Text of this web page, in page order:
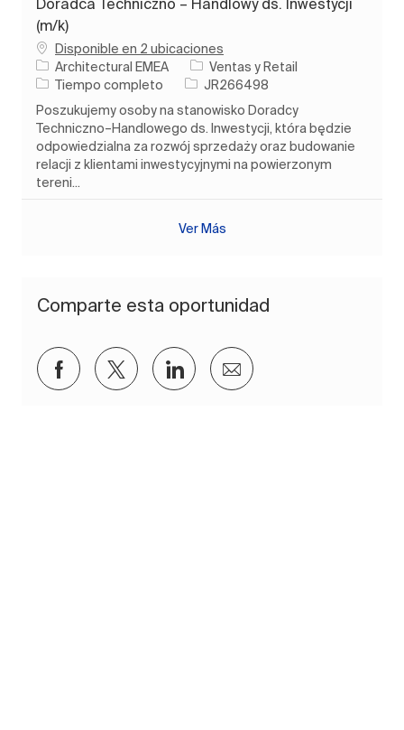
Doradca Techniczno – Handlowy ds. Inwestycji
(m/k)
Disponible en 2 ubicaciones
Architectural EMEA
Categoría
Ventas y Retail
Tipo de trabajo
Tiempo completo ID de trabajo
JR266498
Poszukujemy osoby na stanowisko Doradcy
Techniczno–Handlowego ds. Inwestycji, która będzie
odpowiedzialna za rozwój sprzedaży oraz budowanie
relacji z klientami inwestycyjnymi na powierzonym
tereni...
Ver Más
Comparte esta oportunidad
Compartir a través de Facebook
Compartir a través de twitter
Compartir a través de
Compartir por